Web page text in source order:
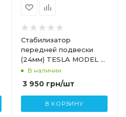
Стабилизатор
передней подвески
(24мм) TESLA MODEL S
Performanсe 1020245-
В наличии
3 950грн/шт
В КОРЗИНУ